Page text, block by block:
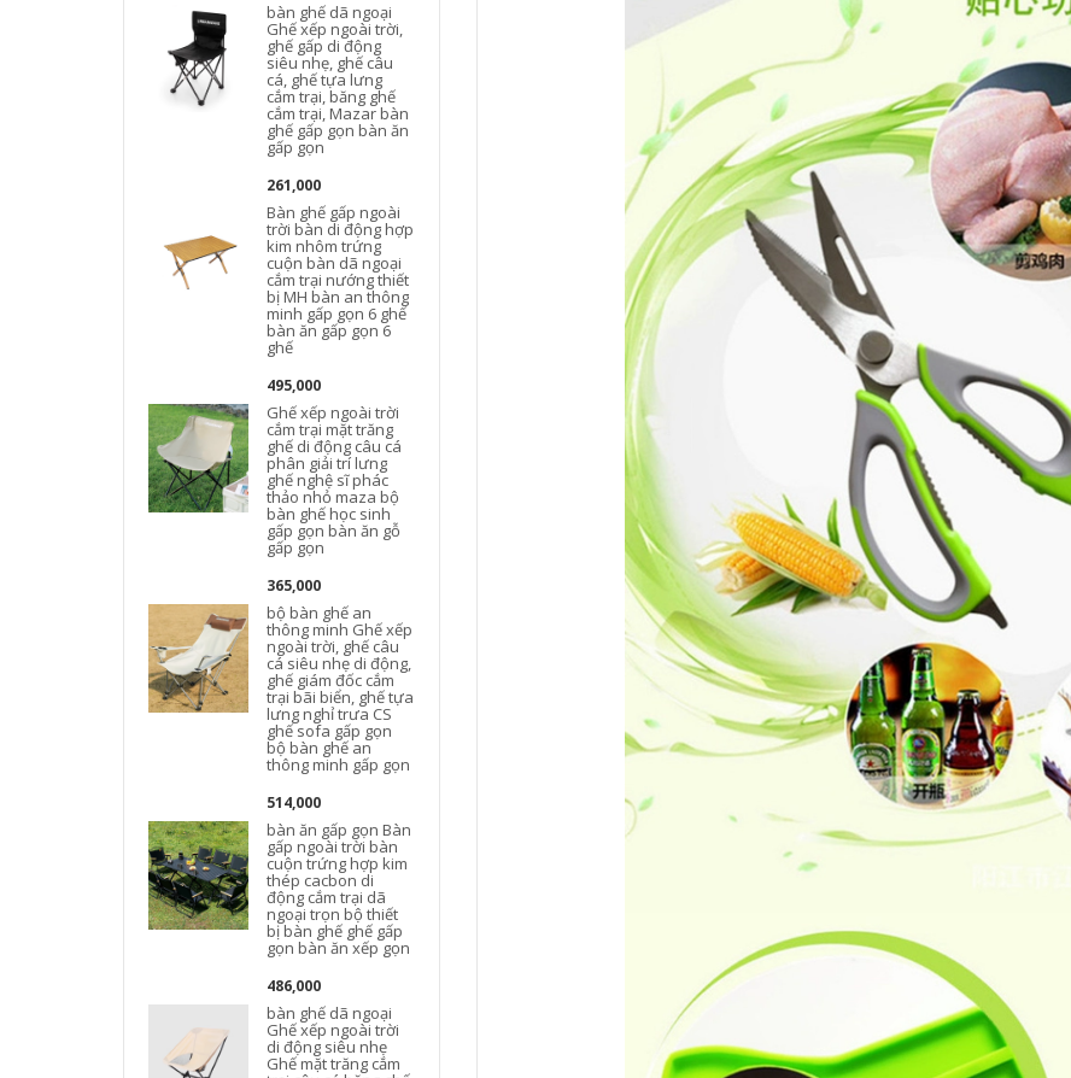
bàn ghế dã ngoại
Ghế xếp ngoài trời,
ghế gấp di động
siêu nhẹ, ghế câu
cá, ghế tựa lưng
cắm trại, băng ghế
cắm trại, Mazar bàn
ghế gấp gọn bàn ăn
gấp gọn
261,000
Bàn ghế gấp ngoài
trời bàn di động hợp
kim nhôm trứng
cuộn bàn dã ngoại
cắm trại nướng thiết
bị MH bàn an thông
minh gấp gọn 6 ghế
bàn ăn gấp gọn 6
ghế
495,000
Ghế xếp ngoài trời
cắm trại mặt trăng
ghế di động câu cá
phân giải trí lưng
ghế nghệ sĩ phác
thảo nhỏ maza bộ
bàn ghế học sinh
gấp gọn bàn ăn gỗ
gấp gọn
365,000
bộ bàn ghế an
thông minh Ghế xếp
ngoài trời, ghế câu
cá siêu nhẹ di động,
ghế giám đốc cắm
trại bãi biển, ghế tựa
lưng nghỉ trưa CS
ghế sofa gấp gọn
bộ bàn ghế an
thông minh gấp gọn
514,000
bàn ăn gấp gọn Bàn
gấp ngoài trời bàn
cuộn trứng hợp kim
thép cacbon di
động cắm trại dã
ngoại trọn bộ thiết
bị bàn ghế ghế gấp
gọn bàn ăn xếp gọn
486,000
bàn ghế dã ngoại
Ghế xếp ngoài trời
di động siêu nhẹ
Ghế mặt trăng cắm
Ngoài Trời Cắm Trại
Ghế Ghế Trung Thu
Bãi Biển Ghế Di
Động Mazar Ghế
Xếp Câu Cá Phân
bộ bàn ghế gấp gọn
thông minh bộ bàn
Đô Thị Sóng Ghế
Gấp Ngoài Trời
Kermit Ghế Di Động
Cắm Trại Lưng Ghế
Dã Ngoại Câu Cá
Phân Bãi Biển Ghế
bộ bàn ghế học sinh
gấp gọn bộ bàn ăn
gấp gọn 6 ghế
ghế tựa lưng gấp
gọn Đô Thị Sóng
Ghế Gấp Ngoài Trời
Di Động Dã Ngoại
Kermit Ghế Siêu
Nhẹ Câu Cá Cắm
Trại Cung Cấp Thiết
Bị Ghế bàn ghế du
lịch bàn ghế gấp
bộ bàn ghế gấp gọn
Ngoài Trời Bàn Gấp
Di Động Cắm Trại
Bàn Dã Ngoại Bộ
Hoàn Chỉnh Thiết Bị
Tiếp Liệu Trứng
Cuộn Bàn CS ghế
thông minh bàn ăn
507,000
Đô Thị Sóng Cắm
Hoang Dã Câu Cá
Nền Tảng Câu Cá
Tựa Lưng Ghế Câu
Cá Siêu Nhẹ Mọi Địa
Hình Maza Gấp Câu
Cá Ghế ghế nằm
gấp gọn ghế tựa
lưng gấp gọn
281,000
bộ bàn ghế học sinh
gấp gọn Bàn ghế
xếp ngoài trời cắm
trại dã ngoại cắm
trại thiết bị cung cấp
xe di động du lịch tự
lái gỗ nguyên khối
bàn cuộn trứng bộ
bàn ghế gấp gọn
ghế xếp gọn thông
ghế sofa gấp gọn
Bàn gấp ngoài trời
gấp gọn bàn cắm
trại di động Bộ bàn
ghế dã ngoại cung
cấp thiết bị bàn
trứng cuộn hợp kim
nhôm ghế gấp gọn
bàn ghế gấp gọn
374,000
Ghế gấp ngoài trời,
ghế mặt trăng siêu
nhẹ di động, ghế
câu cá cắm trại, ghế
thư giãn dã ngoại,
cắm trại Maza nhỏ
ghế gấp gọn ghế
cao gấp gọn
446,000
Gian Hàng Cắm Trại
Giải Trí Dã Ngoại
Bàn Ghế Đa Năng
Thiết Bị Hoàn Chỉnh
363,000